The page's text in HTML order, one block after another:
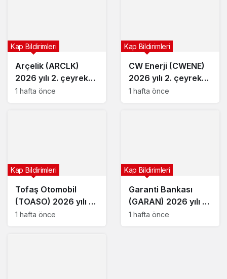
Arçelik (ARCLK)
2026 yılı 2. çeyrek
bilançosunu açıkladı
Kap Bildirimleri
1 hafta önce
CW Enerji (CWENE)
2026 yılı 2. çeyrek
bilançosunu açıkladı
Kap Bildirimleri
1 hafta önce
Tofaş Otomobil
(TOASO) 2026 yılı 2.
çeyrek bilançosunu
Kap Bildirimleri
1 hafta önce
Garanti Bankası
(GARAN) 2026 yılı 2.
çeyrek bilançosunu
Kap Bildirimleri
1 hafta önce